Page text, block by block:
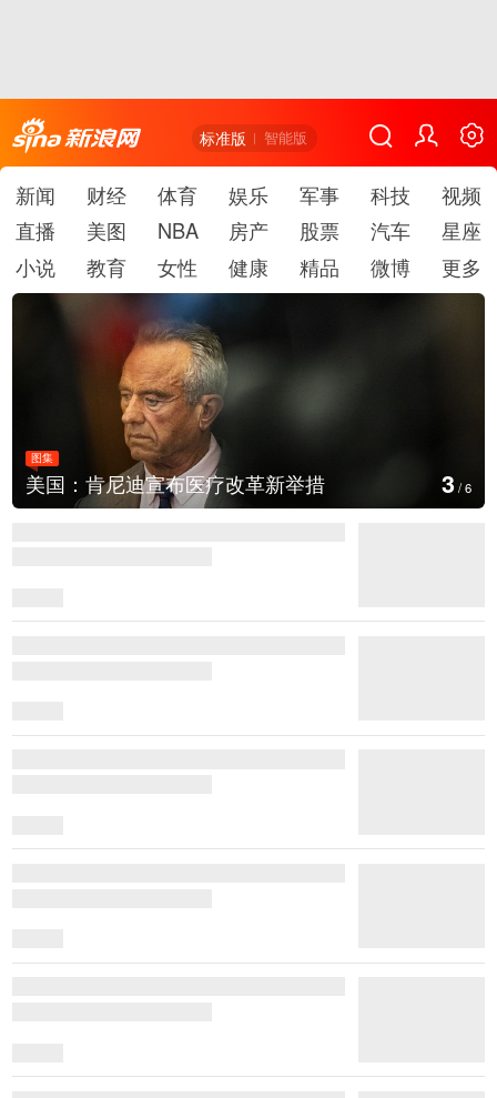
标准版 智能版
新闻 财经 体育 娱乐 军事 科技
视频
直播
美图 NBA 房产 股票 汽车
星座
小说
教育 女性 健康 精品 微博 更多
图集
美国：肯尼迪宣布医疗改革新举措 3 /6